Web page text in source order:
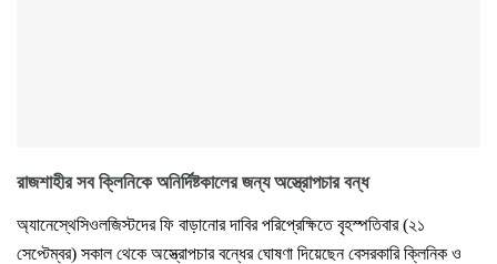
রাজশাহীর সব ক্লিনিকে অনির্দিষ্টকালের জন্য অস্ত্রোপচার বন্ধ
অ্যানেস্থেসিওলজিস্টদের ফি বাড়ানোর দাবির পরিপ্রেক্ষিতে বৃহস্পতিবার (২১
সেপ্টেম্বর) সকাল থেকে অস্ত্রোপচার বন্ধের ঘোষণা দিয়েছেন বেসরকারি ক্লিনিক ও